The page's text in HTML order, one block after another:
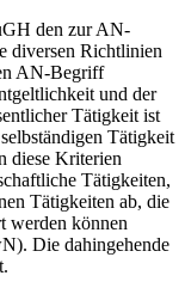
den zur AN-
diversen Richtlinien
AN-Begriff
und der
Tätigkeit ist
Tätigkeit
diese Kriterien
Tätigkeiten,
Tätigkeiten ab, die
werden können
Die dahingehende